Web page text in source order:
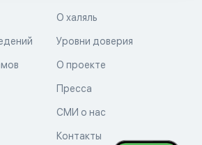
О халяль
Уровни доверия
О проекте
Пресса
СМИ о нас
Контакты